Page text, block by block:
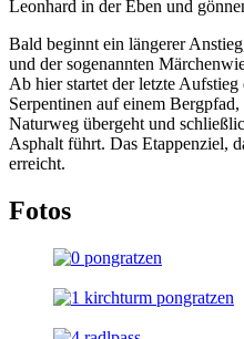
Leonhard in der Eben und
Bald beginnt ein längerer
und der sogenannten
Ab hier startet der letzte Aufstieg
Serpentinen auf einem
Naturweg übergeht und
Asphalt führt. Das Etappenziel,
erreicht.
Fotos